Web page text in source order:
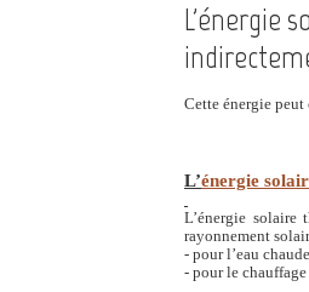
L'énergie
Cette énergie peut
L’énergie
L’énergie solaire
rayonnement
- pour l’eau
- pour le chauffage